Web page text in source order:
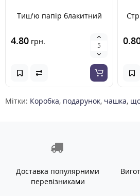
Тиш'ю папір блакитний
4.80 грн.
Мітки: Коробка, подарунок, чашка,
Доставка популярними
перевізниками